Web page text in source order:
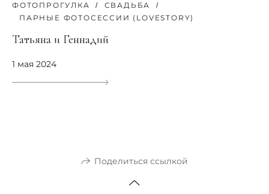
ФОТОПРОГУЛКА
СВАДЬБА
ПАРНЫЕ ФОТОСЕССИИ (LOVESTORY)
Татьяна и Геннадий
1 мая 2024
Поделиться ссылкой